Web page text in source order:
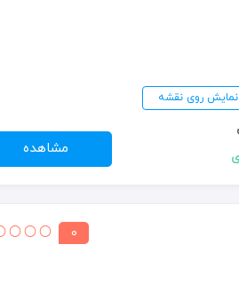
نمایش روی نقشه
مشاهده
0